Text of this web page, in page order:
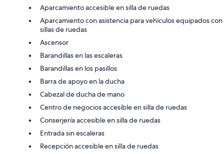
Aparcamiento accesible en silla de ruedas
Aparcamiento con asistencia para vehículos equipados con
sillas de ruedas
Ascensor
Barandillas en las escaleras
Barandillas en los pasillos
Barra de apoyo en la ducha
Cabezal de ducha de mano
Centro de negocios accesible en silla de ruedas
Conserjería accesible en silla de ruedas
Entrada sin escaleras
Recepción accesible en silla de ruedas